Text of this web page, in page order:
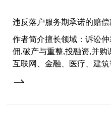
违反落户服务期承诺的赔
作者简介擅长领域：诉讼
佣,破产与重整,投融资,并购
互联网、金融、医疗、建